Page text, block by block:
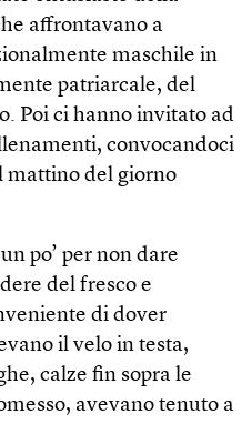
affrontavano a
maschile in
patriarcale, del
Poi ci hanno invitato ad
convocandoci
mattino del giorno
po’ per non dare
del fresco e
di dover
il velo in testa,
calze fin sopra le
avevano tenuto a